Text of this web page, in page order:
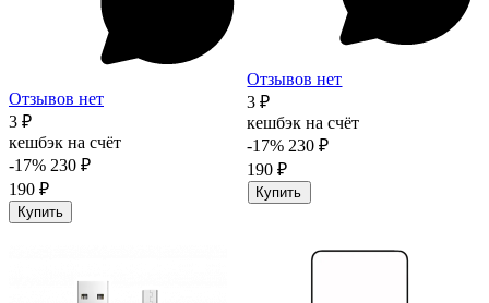
Отзывов нет
3 ₽
кешбэк на счёт
-17% 230 ₽
190 ₽
Купить
Отзывов нет
3 ₽
кешбэк на счёт
-17% 230 ₽
190 ₽
Купить